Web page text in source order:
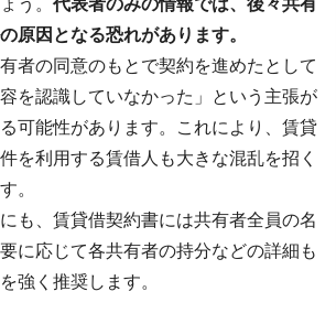
う。 代表者のみの情報では、後々共有
原因となる恐れがあります。
者の同意のもとで契約を進めたとして
を認識していなかった」という主張が
可能性があります。これにより、賃貸
を利用する賃借人も大きな混乱を招く
。
も、賃貸借契約書には共有者全員の名
に応じて各共有者の持分などの詳細も
強く推奨します。